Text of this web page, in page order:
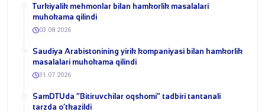
Turkiyalik mehmonlar bilan hamkorlik masalalari
muhokama qilindi
03.08.2026
​Saudiya Arabistonining yirik kompaniyasi bilan hamkorlik
masalalari muhokama qilindi
31.07.2026
​SamDTUda “Bitiruvchilar oqshomi” tadbiri tantanali
tarzda o‘tkazildi